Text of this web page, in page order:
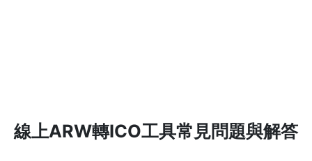
線上ARW轉ICO工具常見問題與解答